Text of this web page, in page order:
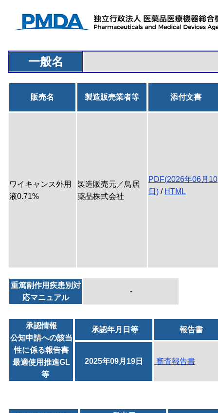
一般名
販売名 製造販売業者等 添付文書
ワイキャンス外用
液0.71%
製造販売元／鳥居
薬品株式会社
PDF(2026年06月10
日) / HTML
重篤副作用疾患別対
応マニュアル
-
承認情報
公知申請への該当
性に係る報告書
最適使用推進GL
等
承認年月日等 報告書
2025年09月19日 審査報告書